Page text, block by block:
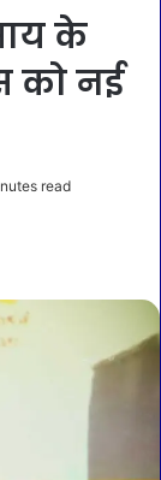
के
को नई
read